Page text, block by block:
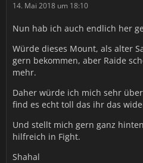
14. Mai 2018 um 18:10
Nun hab ich auch endlich her
Würde dieses Mount, als alter
gern bekommen, aber Raide
mehr.
Daher würde ich mich sehr
find es echt toll das ihr das
Und stellt mich gern ganz
hilfreich in Fight.
Shahal